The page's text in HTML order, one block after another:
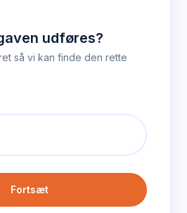
udføres?
så vi kan finde den rette
Fortsæt